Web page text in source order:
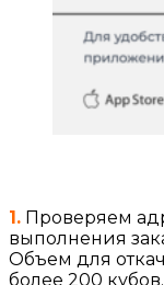
1. Проверяем
выполнения
Объем для
более 200 кубов.